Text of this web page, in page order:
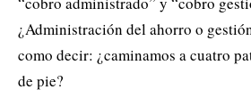
¿Administración del ahorro o
como decir: ¿caminamos a cuatro
de pie?